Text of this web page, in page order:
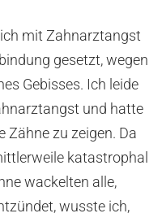
mit Zahnarztangst
gesetzt, wegen
Gebisses. Ich leide
und hatte
Zähne zu zeigen. Da
katastrophal
wackelten alle,
wusste ich,